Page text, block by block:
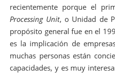
recientemente porque el
Processing Unit, o Unidad de
propósito general fue en el
es la implicación de
muchas personas están
capacidades, y es muy